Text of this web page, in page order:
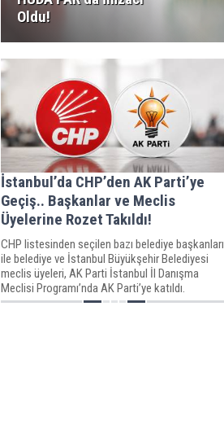
Oldu!
İstanbul’da CHP’den AK Parti’ye
Geçiş.. Başkanlar ve Meclis
Üyelerine Rozet Takıldı!
CHP listesinden seçilen bazı belediye başkanları
ile belediye ve İstanbul Büyükşehir Belediyesi
meclis üyeleri, AK Parti İstanbul İl Danışma
Meclisi Programı’nda AK Parti’ye katıldı.